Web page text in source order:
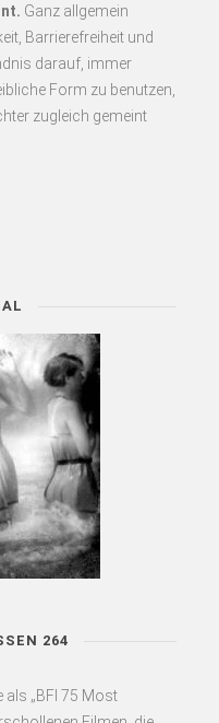
Ganz allgemein
Barrierefreiheit und
darauf, immer
Form zu benutzen,
zugleich gemeint
264
als „BFI 75 Most